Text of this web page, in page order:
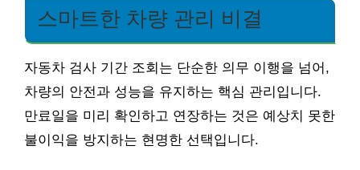
스마트한 차량 관리 비결
자동차 검사 기간 조회는 단순한 의무 이행을 넘어,
차량의 안전과 성능을 유지하는 핵심 관리입니다.
만료일을 미리 확인하고 연장하는 것은 예상치 못한
불이익을 방지하는 현명한 선택입니다.